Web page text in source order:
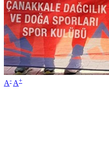
A- A+